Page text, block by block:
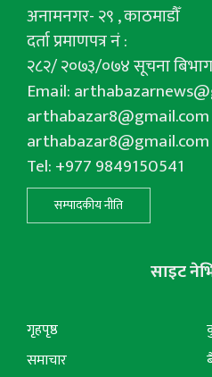
अनामनगर- २९ , काठमाडौँ
दर्ता प्रमाणपत्र नं :
२८२/ २०७३/०७४ सूचना बिभाग
Email:
arthabazar8@gmail.com
arthabazar8@gmail.com
Tel: +977 9849150541
सम्पादकीय नीति
साइट
गृहपृष्ठ
समाचार